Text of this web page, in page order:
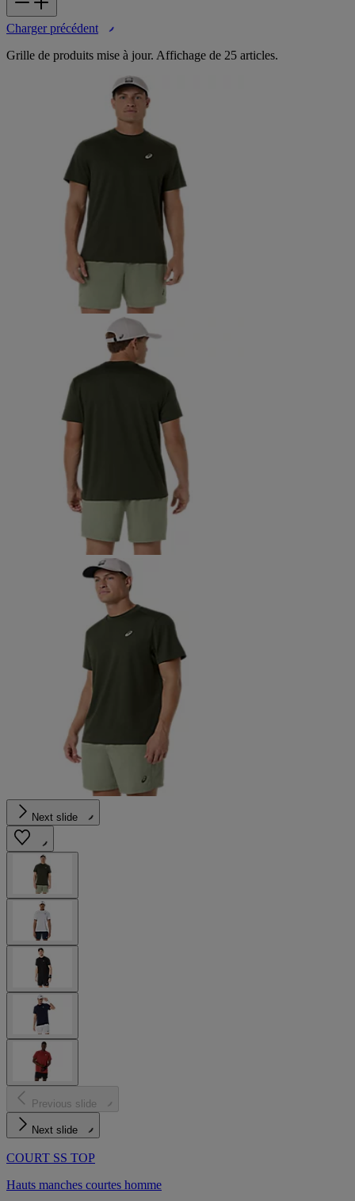
Charger précédent
Grille de produits mise à jour. Affichage de 25 articles.
Next slide
Previous slide
Next slide
COURT SS TOP
Hauts manches courtes homme